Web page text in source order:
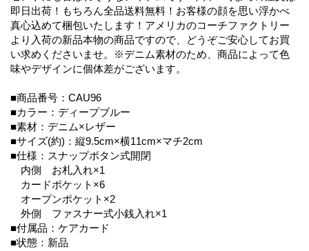
即日出荷！もちろん全品送料無料！お客様の顔を思い浮かべ
真心込めて梱包いたします！アメリカのコーチファクトリー
より入荷の新品本物の商品ですので、どうぞご安心してお買
い求めくださいませ。※デニム素材のため、商品によって色
味やデザインに個体差がございます。
■商品番号：CAU96
■カラー：ディープブルー
■素材：デニム×レザー
■サイズ(約)：縦9.5cm×横11cm×マチ2cm
■仕様：スナップボタン式開閉
内側 お札入れ×1
カードポケット×6
オープンポケット×2
外側 ファスナー式小銭入れ×1
■付属品：ケアカード
■状態：新品